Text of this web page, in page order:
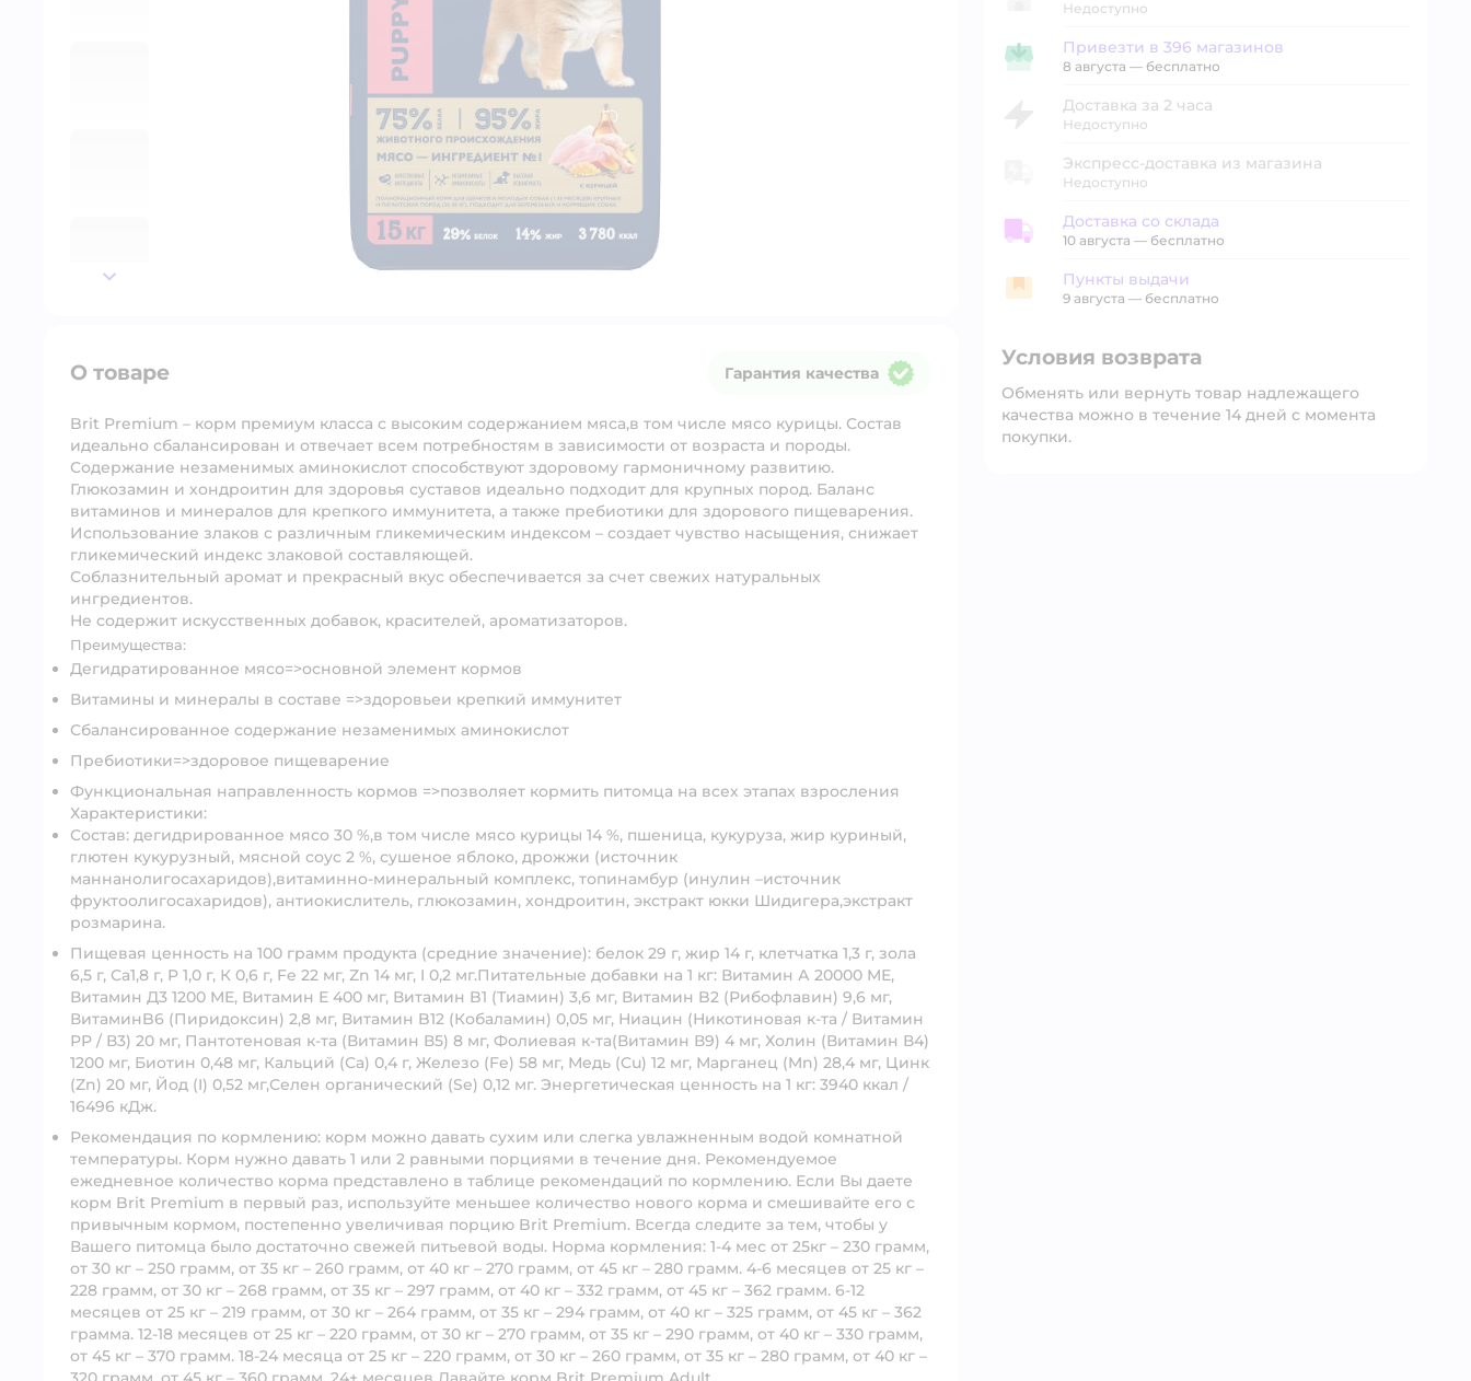
далее
Недоступно
Привезти в магазин
Привезти в 396 магазинов
8 августа — бесплатно
Доставка за 2 часа
Недоступно
Экспресс-доставка из магазина
Недоступно
Доставка со склада
Доставка со склада
10 августа — бесплатно
Пункты выдачи
Пункты выдачи
9 августа — бесплатно
Условия возврата
Обменять или вернуть товар надлежащего
качества можно в течение 14 дней с момента
покупки.
О товаре Гарантия качества
Brit Premium – корм премиум класса с высоким содержанием мяса,в том числе мясо курицы. Состав
идеально сбалансирован и отвечает всем потребностям в зависимости от возраста и породы.
Содержание незаменимых аминокислот способствуют здоровому гармоничному развитию.
Глюкозамин и хондроитин для здоровья суставов идеально подходит для крупных пород. Баланс
витаминов и минералов для крепкого иммунитета, а также пребиотики для здорового пищеварения.
Использование злаков с различным гликемическим индексом – создает чувство насыщения, снижает
гликемический индекс злаковой составляющей.
Соблазнительный аромат и прекрасный вкус обеспечивается за счет свежих натуральных
ингредиентов.
Не содержит искусственных добавок, красителей, ароматизаторов.
Преимущества:
Дегидратированное мясо=>основной элемент кормов
Витамины и минералы в составе =>здоровьеи крепкий иммунитет
Сбалансированное содержание незаменимых аминокислот
Пребиотики=>здоровое пищеварение
Функциональная направленность кормов =>позволяет кормить питомца на всех этапах взросления
Характеристики:
Состав: дегидрированное мясо 30 %,в том числе мясо курицы 14 %, пшеница, кукуруза, жир куриный,
глютен кукурузный, мясной соус 2 %, сушеное яблоко, дрожжи (источник
маннанолигосахаридов),витаминно-минеральный комплекс, топинамбур (инулин –источник
фруктоолигосахаридов), антиокислитель, глюкозамин, хондроитин, экстракт юкки Шидигера,экстракт
розмарина.
Пищевая ценность на 100 грамм продукта (средние значение): белок 29 г, жир 14 г, клетчатка 1,3 г, зола
6,5 г, Са1,8 г, P 1,0 г, К 0,6 г, Fe 22 мг, Zn 14 мг, I 0,2 мг.Питательные добавки на 1 кг: Витамин А 20000 МЕ,
Витамин Д3 1200 МЕ, Витамин Е 400 мг, Витамин B1 (Тиамин) 3,6 мг, Витамин B2 (Рибофлавин) 9,6 мг,
ВитаминB6 (Пиридоксин) 2,8 мг, Витамин B12 (Кобаламин) 0,05 мг, Ниацин (Никотиновая к-та / Витамин
РР / В3) 20 мг, Пантотеновая к-та (Витамин В5) 8 мг, Фолиевая к-та(Витамин В9) 4 мг, Холин (Витамин В4)
1200 мг, Биотин 0,48 мг, Кальций (Са) 0,4 г, Железо (Fe) 58 мг, Медь (Cu) 12 мг, Марганец (Mn) 28,4 мг, Цинк
(Zn) 20 мг, Йод (I) 0,52 мг,Селен органический (Se) 0,12 мг. Энергетическая ценность на 1 кг: 3940 ккал /
16496 кДж.
Рекомендация по кормлению: корм можно давать сухим или слегка увлажненным водой комнатной
температуры. Корм нужно давать 1 или 2 равными порциями в течение дня. Рекомендуемое
ежедневное количество корма представлено в таблице рекомендаций по кормлению. Если Вы даете
корм Brit Premium в первый раз, используйте меньшее количество нового корма и смешивайте его с
привычным кормом, постепенно увеличивая порцию Brit Premium. Всегда следите за тем, чтобы у
Вашего питомца было достаточно свежей питьевой воды. Норма кормления: 1-4 мес от 25кг – 230 грамм,
от 30 кг – 250 грамм, от 35 кг – 260 грамм, от 40 кг – 270 грамм, от 45 кг – 280 грамм. 4-6 месяцев от 25 кг –
228 грамм, от 30 кг – 268 грамм, от 35 кг – 297 грамм, от 40 кг – 332 грамм, от 45 кг – 362 грамм. 6-12
месяцев от 25 кг – 219 грамм, от 30 кг – 264 грамм, от 35 кг – 294 грамм, от 40 кг – 325 грамм, от 45 кг – 362
грамма. 12-18 месяцев от 25 кг – 220 грамм, от 30 кг – 270 грамм, от 35 кг – 290 грамм, от 40 кг – 330 грамм,
от 45 кг – 370 грамм. 18-24 месяца от 25 кг – 220 грамм, от 30 кг – 260 грамм, от 35 кг – 280 грамм, от 40 кг –